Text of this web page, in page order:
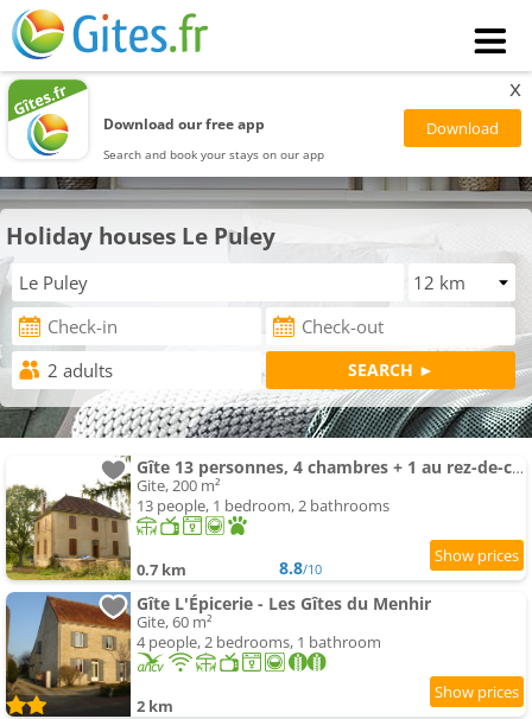
Download our free app
Search and book your stays on our app
x
Holiday houses Le Puley
Gîte 13 personnes, 4 chambres + 1 au rez-de-chaussée
Gite, 200 m²
13 people, 1 bedroom, 2 bathrooms
0.7 km 8.8/10
Gîte L'Épicerie - Les Gîtes du Menhir
Gite, 60 m²
4 people, 2 bedrooms, 1 bathroom
2 km